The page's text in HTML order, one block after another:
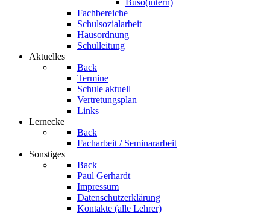
Fachbereiche
Schulsozialarbeit
Hausordnung
Schulleitung
Aktuelles
Back
Termine
Schule aktuell
Vertretungsplan
Links
Lernecke
Back
Facharbeit / Seminararbeit
Sonstiges
Back
Paul Gerhardt
Impressum
Datenschutzerklärung
Kontakte (alle Lehrer)